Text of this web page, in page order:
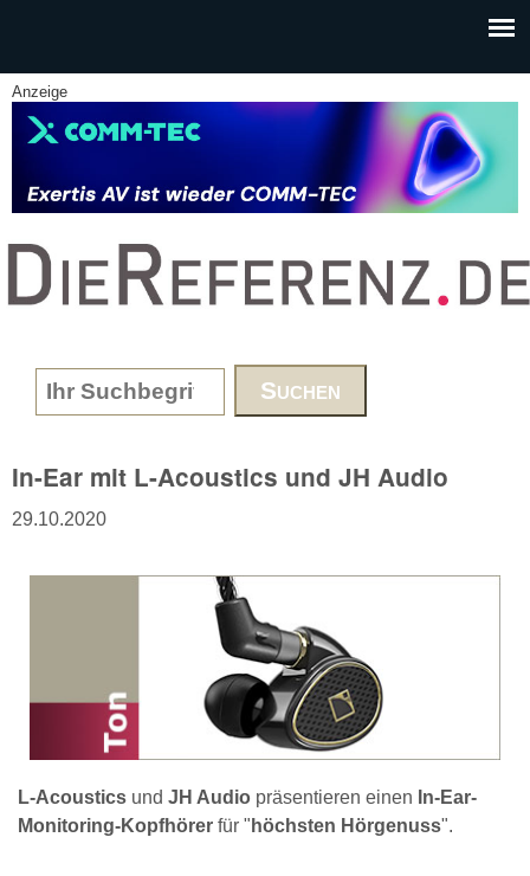
Anzeige
www.DieReferenz.de
Search form
In-Ear mit L-Acoustics und JH Audio
29.10.2020
L-Acoustics und JH Audio präsentieren einen In-Ear-
Monitoring-Kopfhörer für " höchsten Hörgenuss".